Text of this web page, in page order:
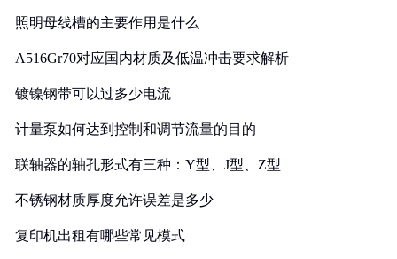
照明母线槽的主要作用是什么
A516Gr70对应国内材质及低温冲击要求解析
镀镍钢带可以过多少电流
计量泵如何达到控制和调节流量的目的
联轴器的轴孔形式有三种：Y型、J型、Z型
不锈钢材质厚度允许误差是多少
复印机出租有哪些常见模式